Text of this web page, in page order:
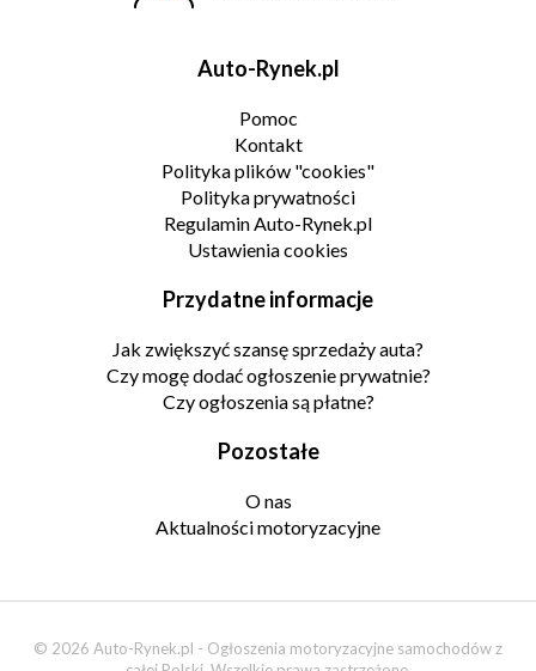
Auto-Rynek.pl
Pomoc
Kontakt
Polityka plików "cookies"
Polityka prywatności
Regulamin Auto-Rynek.pl
Ustawienia cookies
Przydatne informacje
Jak zwiększyć szansę sprzedaży auta?
Czy mogę dodać ogłoszenie prywatnie?
Czy ogłoszenia są płatne?
Pozostałe
O nas
Aktualności motoryzacyjne
© 2026 Auto-Rynek.pl - Ogłoszenia motoryzacyjne samochodów z